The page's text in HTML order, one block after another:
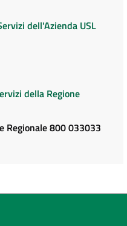
dell'Azienda USL
della Regione
Regionale 800 033033